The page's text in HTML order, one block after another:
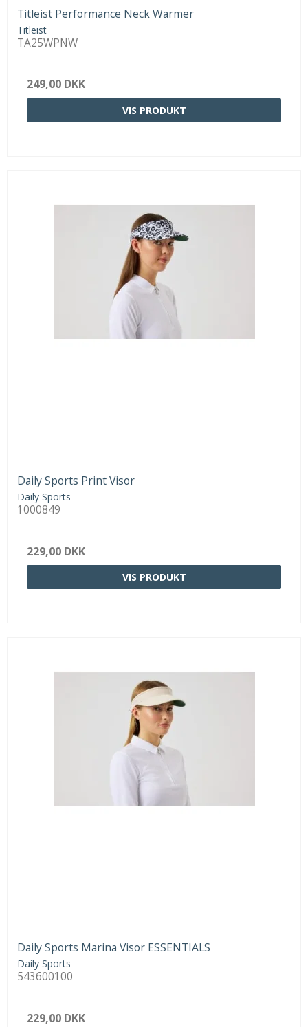
Titleist Performance Neck Warmer
Titleist
TA25WPNW
249,00 DKK
VIS PRODUKT
Daily Sports Print Visor
Daily Sports
1000849
229,00 DKK
VIS PRODUKT
Daily Sports Marina Visor ESSENTIALS
Daily Sports
543600100
229,00 DKK